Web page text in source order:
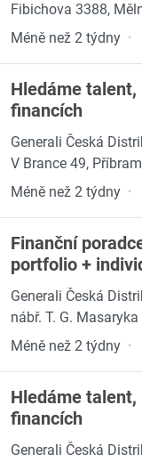
Fibichova 3388,
Méně než 2 týdny ·
Hledáme
financích
Generali Česká
V Brance 49,
Méně než 2 týdny ·
Finanční
portfolio +
Generali Česká
nábř. T. G.
Méně než 2 týdny ·
Hledáme
financích
Generali Česká